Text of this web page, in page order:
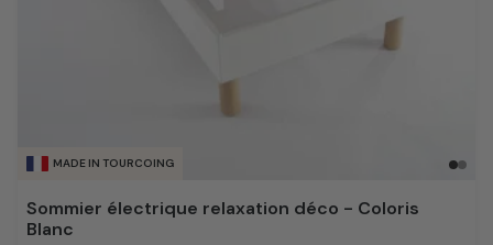
MADE IN TOURCOING
Sommier électrique relaxation déco - Coloris
Blanc